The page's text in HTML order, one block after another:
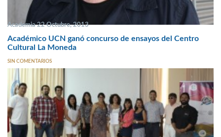
Academia 22 Octubre, 2013
Académico UCN ganó concurso de ensayos del Centro
Cultural La Moneda
SIN COMENTARIOS